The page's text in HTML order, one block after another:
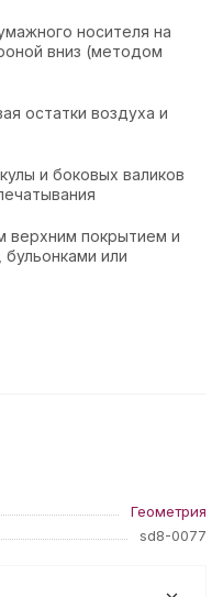
носителя на
вниз (методом
остатки воздуха и
и боковых валиков
верхним покрытием и
или
Геометрия
sd8-0077